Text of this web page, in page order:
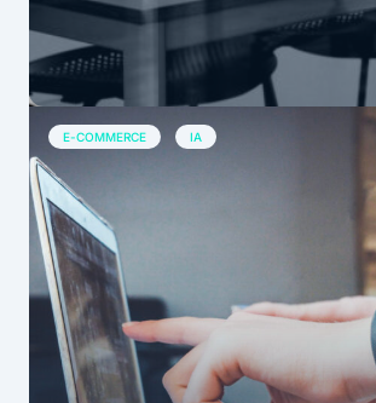
E-COMMERCE IA